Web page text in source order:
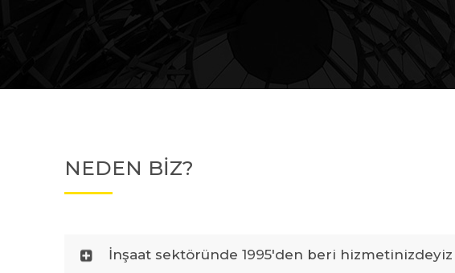
MK Sare Evleri
NEDEN BİZ?
İnşaat sektöründe 1995'den beri hizmetinizdeyiz